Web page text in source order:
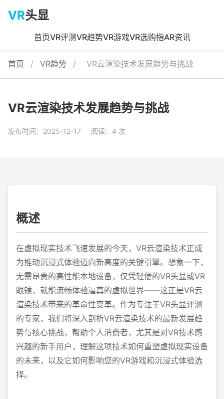
VR头显
首页VR评测VR趋势VR游戏VR选购指AR资讯
首页 / VR趋势 / VR云渲染技术发展趋势与挑战
VR云渲染技术发展趋势与挑战
发布时间：2025-12-17 阅读：4 次
概述
在虚拟现实技术飞速发展的今天，VR云渲染技术正成
为推动沉浸式体验迈向新高度的关键引擎。想象一下，
无需昂贵的高性能本地设备，仅凭轻便的VR头显或VR
眼镜，就能流畅体验逼真的虚拟世界——这正是VR云
渲染技术带来的革命性变革。作为专注于VR头显评测
的专家，我们将深入剖析VR云渲染技术的最新发展趋
势与核心挑战，帮助个人消费者，尤其是对VR技术感
兴趣的新手用户，理解这项技术如何重塑虚拟现实设备
的未来，以及它如何影响您的VR游戏和沉浸式体验选
择。